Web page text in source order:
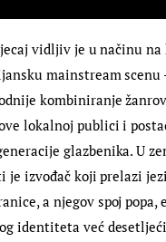
vidljiv je u načinu na
mainstream scenu
kombiniranje
lokalnoj publici i
glazbenika. U
je izvođač koji prelazi
a njegov spoj popa,
identiteta već